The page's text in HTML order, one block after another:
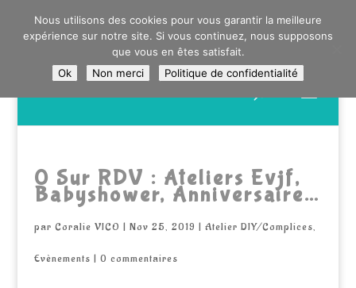
0603176412 - RDV CHEZ SO WATT À SAINT ANDRÉ OU
DANS LA MÉTROPOLE LILLOISE
CRAIENCO@GMAIL.COM
produits
0 Sur RDV : Ateliers Evjf,
Babyshower, Anniversaire…
par Coralie VICO | Nov 25, 2019 | Atelier DIY/Complices,
Evènements | 0 commentaires
Nous utilisons des cookies pour vous garantir la meilleure
expérience sur notre site. Si vous continuez, nous supposons
que vous en êtes satisfait.
Ok
Non merci Politique de confidentialité